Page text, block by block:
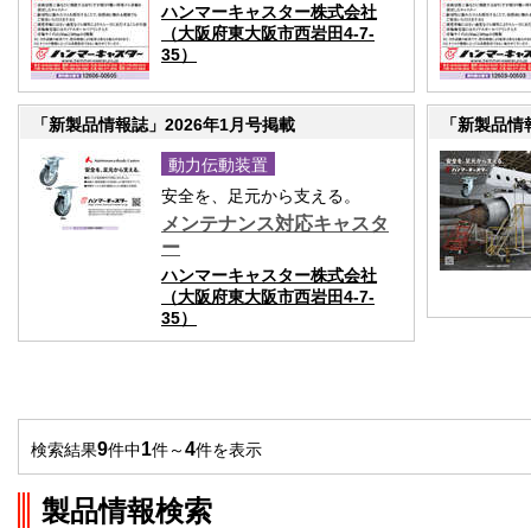
ハンマーキャスター株式会社
（大阪府東大阪市西岩田4-7-
35）
「新製品情報誌」2026年1月号掲載
動力伝動装置
安全を、足元から支える。
メンテナンス対応キャスタ
ー
ハンマーキャスター株式会社
（大阪府東大阪市西岩田4-7-
35）
「新製品
検索結果9件中1件～4件を表示
製品情報検索